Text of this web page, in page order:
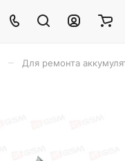
Для ремонта